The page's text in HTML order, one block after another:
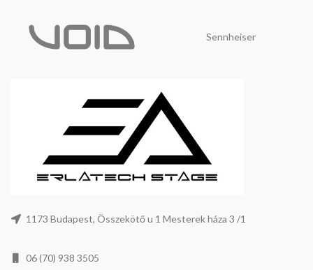
Sennheiser
1173 Budapest, Összekötő u 1 Mesterek háza 3 /1
06 (70) 938 3505